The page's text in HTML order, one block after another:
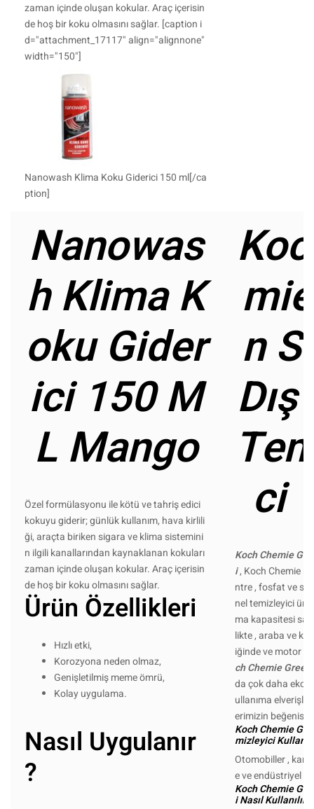
zaman içinde oluşan kokular. Araç içerisin
de hoş bir koku olmasını sağlar. [caption i
d="attachment_17117" align="alignnone"
width="150"]
Nanowash Klima Koku Giderici 150 ml[/ca
ption]
Nanowas
h Klima K
oku Gider
ici 150 M
L Mango
Özel formülasyonu ile kötü ve tahriş edici
kokuyu giderir; günlük kullanım, hava kirlili
ği, araçta biriken sigara ve klima sistemini
n ilgili kanallarından kaynaklanan kokuları
zaman içinde oluşan kokular. Araç içerisin
de hoş bir koku olmasını sağlar.
Ürün Özellikleri
Hızlı etki,
Korozyona neden olmaz,
Genişletilmiş meme ömrü,
Kolay uygulama.
Nasıl Uygulanır
?
n
ci
Koch Chemie Gs
i, Koch Chemie
ntre , fosfat ve
nel temizleyici
ma kapasitesi
likte , araba ve
iğinde ve motor
ch Chemie
da çok daha
ullanıma elverişli
erimizin
Koch Chemie
mizleyici
Otomobiller ,
e ve endüstriyel
Koch Chemie Gs
i Nasıl Kullanılır ?